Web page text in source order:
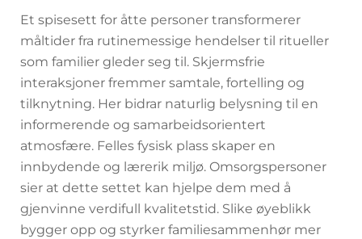
Et spisesett for åtte personer transformerer
måltider fra rutinemessige hendelser til ritueller
som familier gleder seg til. Skjermsfrie
interaksjoner fremmer samtale, fortelling og
tilknytning. Her bidrar naturlig belysning til en
informerende og samarbeidsorientert
atmosfære. Felles fysisk plass skaper en
innbydende og lærerik miljø. Omsorgspersoner
sier at dette settet kan hjelpe dem med å
gjenvinne verdifull kvalitetstid. Slike øyeblikk
bygger opp og styrker familiesammenhør mer